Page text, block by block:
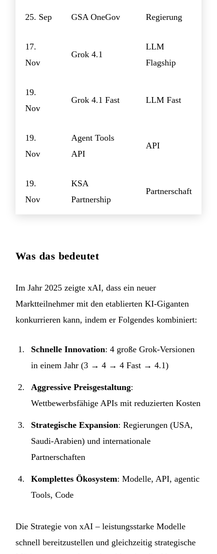
25. Sep GSA OneGov Regierung
17.
Nov
Grok 4.1
LLM
Flagship
19.
Nov
Grok 4.1 Fast LLM Fast
19.
Nov
Agent Tools
API
API
19.
Nov
KSA
Partnership
Partnerschaft
Was das bedeutet
Im Jahr 2025 zeigte xAI, dass ein neuer
Marktteilnehmer mit den etablierten KI-Giganten
konkurrieren kann, indem er Folgendes kombiniert:
Schnelle Innovation: 4 große Grok-Versionen
in einem Jahr (3 → 4 → 4 Fast → 4.1)
Aggressive Preisgestaltung:
Wettbewerbsfähige APIs mit reduzierten Kosten
Strategische Expansion: Regierungen (USA,
Saudi-Arabien) und internationale
Partnerschaften
Komplettes Ökosystem: Modelle, API, agentic
Tools, Code
Die Strategie von xAI – leistungsstarke Modelle
schnell bereitzustellen und gleichzeitig strategische